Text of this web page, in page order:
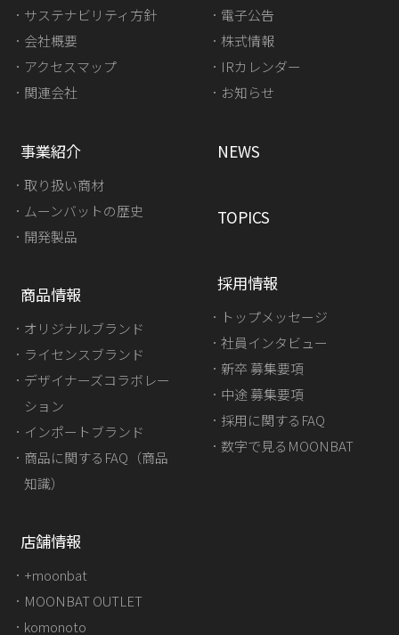
サステナビリティ方針
会社概要
アクセスマップ
関連会社
事業紹介
取り扱い商材
ムーンバットの歴史
開発製品
電子公告
株式情報
IRカレンダー
お知らせ
商品情報
オリジナルブランド
ライセンスブランド
デザイナーズコラボレー
ション
インポートブランド
商品に関するFAQ（商品
知識）
店舗情報
+moonbat
MOONBAT OUTLET
komonoto
NEWS
TOPICS
採用情報
トップメッセージ
社員インタビュー
新卒 募集要項
中途 募集要項
採用に関するFAQ
数字で見るMOONBAT